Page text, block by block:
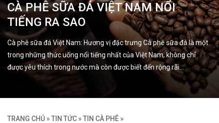
CÀ PHÊ SỮA ĐÁ VIỆT NAM NỔI
TIẾNG RA SAO
Cà phê sữa đá Việt Nam: Hương vị đặc trưng Cà phê sữa đá là một
trong những thức uống nổi tiếng nhất của Việt Nam, không chỉ
được yêu thích trong nước mà còn được biết đến rộng rãi…
TRANG CHỦ » TIN TỨC » TIN CÀ PHÊ »